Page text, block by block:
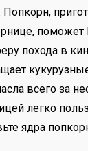
поможет
похода в
всего за
легко
ядра